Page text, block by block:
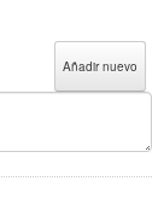
Añadir nuevo